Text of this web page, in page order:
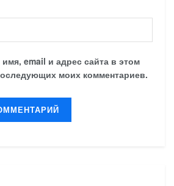
email и адрес сайта в этом
моих комментариев.